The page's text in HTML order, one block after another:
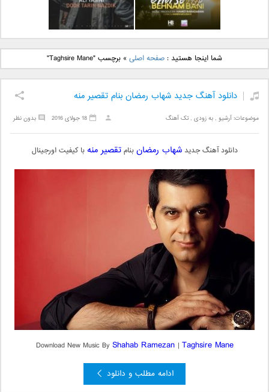
دانلود آهنگ جدید بهنام
بانی بنام قرص قمر 2
دانلود آهنگ جدید علی
یاسینی بنام دورترین نزدیک
شما اینجا هستید :صفحه اصلی »برچسب "Taghsire Mane"
دانلود آهنگ جدید شهاب رمضان بنام تقصیر منه
موضوعات:آرشیو ,به زودی ,تک آهنگ بدون نظر 18 جولای 2016
دانلود آهنگ جدیدشهاب رمضانبنامتقصیر منهبا کیفیت اورجینال
Download New Music ByShahab Ramezan | Taghsire Mane
ادامه مطلب و دانلود